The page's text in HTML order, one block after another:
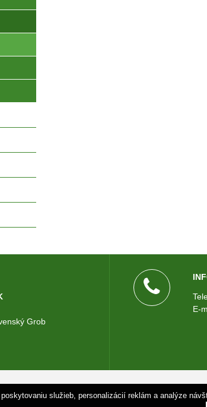
Grob
E-
© 2026 TUNNEL.SK •tvorba eshopu
služieb, personalizácií reklám a analýze